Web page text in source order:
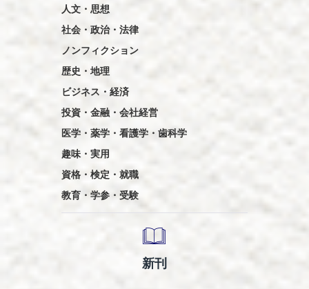
人文・思想
社会・政治・法律
ノンフィクション
歴史・地理
ビジネス・経済
投資・金融・会社経営
医学・薬学・看護学・歯科学
趣味・実用
資格・検定・就職
教育・学参・受験
新刊